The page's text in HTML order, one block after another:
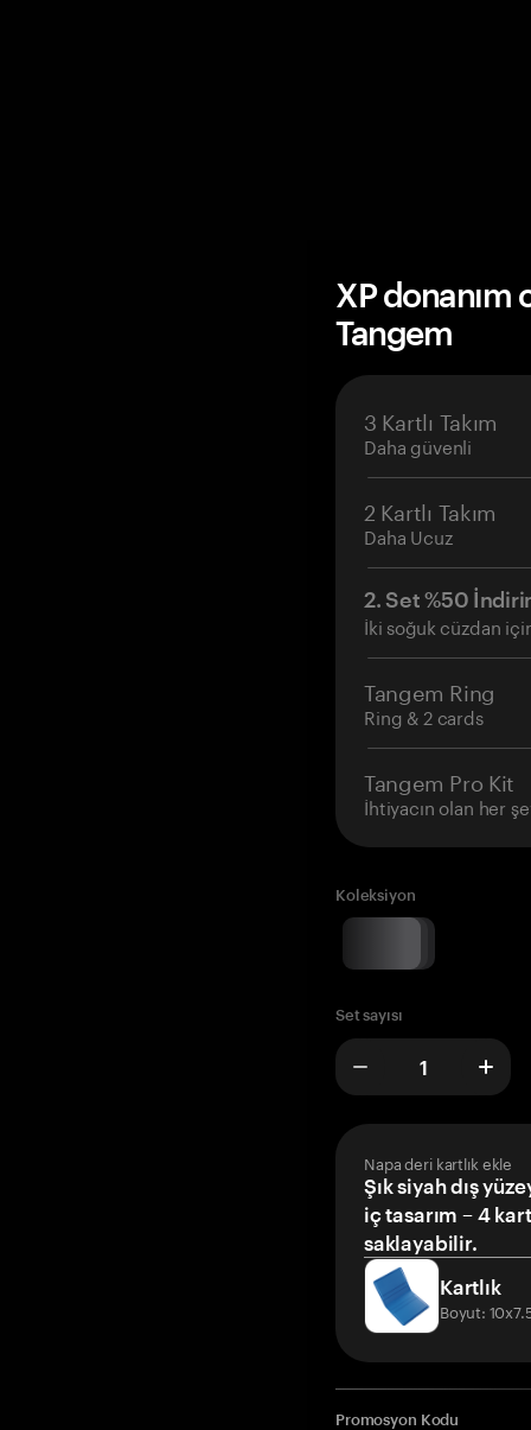
XP donanım
Tangem
3 Kartlı Takım
Daha güvenli
2 Kartlı Takım
Daha Ucuz
2. Set %50
İki soğuk cüzdan
Tangem Ring
Ring & 2 cards
Tangem Pro Kit
İhtiyacın olan her
Koleksiyon
Set sayısı
Napa deri kartlık ekle
Şık siyah dış
iç tasarım – 4
saklayabilir.
Kartlık
Boyut:
Promosyon Kodu